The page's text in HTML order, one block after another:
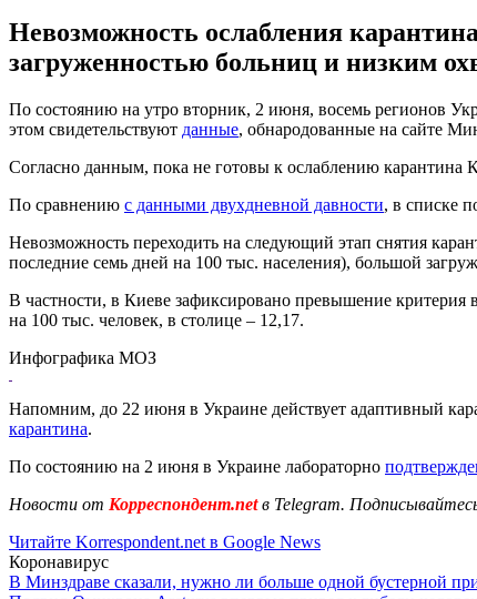
Невозможность ослабления
загруженностью больниц и низким
По состоянию на утро вторник, 2 июня, восемь регионов
этом свидетельствуют данные, обнародованные на сайте
Согласно данным, пока не готовы к ослаблению карантина
По сравнению с данными двухдневной давности, в списке
Невозможность переходить на следующий этап снятия
последние семь дней на 100 тыс. населения), большой
В частности, в Киеве зафиксировано превышение критерия
на 100 тыс. человек, в столице – 12,17.
Инфографика МОЗ
Напомним, до 22 июня в Украине действует адаптивный
карантина.
По состоянию на 2 июня в Украине лабораторно
Новости от Корреспондент.netв Telegram.
Читайте Korrespondent.net в Google News
Коронавирус
В Минздраве сказали, нужно ли больше одной бустерной